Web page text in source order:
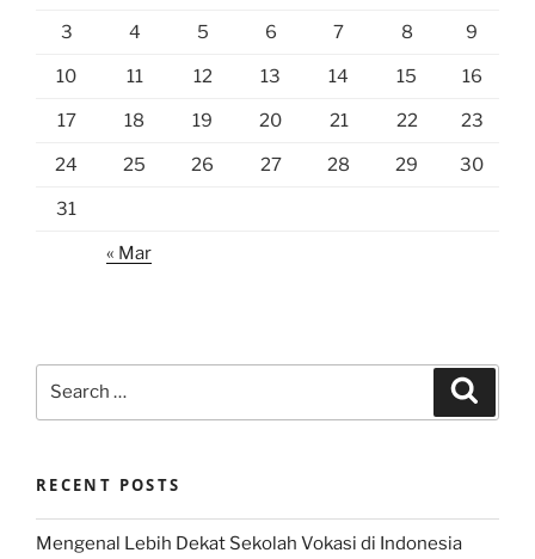
3 4 5 6 7 8 9
10 11 12 13 14 15 16
17 18 19 20 21 22 23
24 25 26 27 28 29 30
31
« Mar
RECENT POSTS
Mengenal Lebih Dekat Sekolah Vokasi di Indonesia